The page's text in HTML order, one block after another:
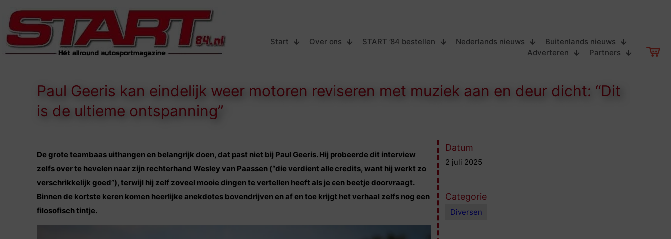
Start Over ons START ’84 bestellen Nederlands nieuws
Buitenlands nieuws
Adverteren
Partners
Paul Geeris kan eindelijk weer motoren reviseren met muziek aan en deur dicht: “Dit
is de ultieme ontspanning”
De grote teambaas uithangen en belangrijk doen, dat past niet bij Paul Geeris. Hij probeerde dit interview
zelfs over te hevelen naar zijn rechterhand Wesley van Paassen (“die verdient alle credits, want hij werkt zo
verschrikkelijk goed”), terwijl hij zelf zoveel mooie dingen te vertellen heeft als je een beetje doorvraagt.
Binnen de kortste keren komen heerlijke anekdotes bovendrijven en af en toe krijgt het verhaal zelfs nog een
filosofisch tintje.
Datum
2 juli 2025
Categorie
Diversen